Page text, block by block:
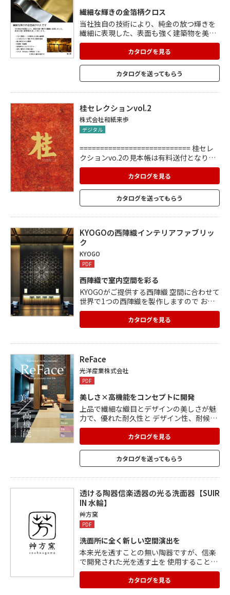
繊細な輝きの金箔柄クロス
当社独自の技術により、純金の放つ輝きを
繊細に表現した、表面も強く建築物を美し
く彩るクロスです。 ・アルミ蒸着シートの
使用による高い耐候性 ・シワが入りにくく
扱いやすい素材を採用 ・施工後の手入れが
簡単 ・低価格・短納期 ・金箔押のようなテ
クスチャー ・金色 / 銀色の 2 色取り扱い ・
カタログを見る
カタログを送ってもらう
桂セレクションvol.2
株式会社和紙来歩
デジタル
=========================== 桂セレ
クションvo.2の見本帳は有料送付となりま
す。 15,000円/冊(税別)で承ります。 =====
======================
カタログを見る
カタログを送ってもらう
KYOGOの西陣織インテリアファブリッ
ク
KYOGO
PDF
西陣織で室内空間を彩る
KYOGOがご提供する西陣織 空間に合わせて
世界で1つの西陣織を製作しますので お気
軽にご相談ください。 KYOGOの西陣織イン
テリアファブリックは壁紙やふすま紙は も
ちろん、他にもカーテン、シェード、イン
様々なアイテムの素材としてご利用できま
す。 豊富な柄を用意していますので、カタ
ログをご覧ください。
カタログを見る
ReFace
光洋産業株式会社
PDF
美しさ×高機能をコンセプトに開発
上品で繊細な織目とデザインの美しさが魅
力で、優れた耐久性と デザイン性、耐候性
を兼ね備えた高級感のある織物です。 用途
に合わせて3シリーズから選ぶことができ
ます。 ・Sheet:畳表、腰壁、家具など幅広
く使える織物シート ・Tatami:加工不要で
そのまま置くだけの簡単に設置できる置き
壁面に貼り付けられる壁面装飾材 和風モダ
ンはもちろん、様々なシーンでご活用いた
だける16柄の ラインナップがあります。
カタログを見る
カタログを送ってもらう
透ける陶器信楽透器の光る洗面器【SUIR
IN 水輪】
艸方窯
PDF
洗面所に全く新しい空間演出を
本来光を透すことの無い陶器ですが、信楽
で開発された光を透す土を 使用することで
「光る水面器」を作りました。 蓮の花の
神々しさを感じさせる「蓮花(れんか)」、
光の渦をデザインモチーフとした水輪(すい
カタログを見る